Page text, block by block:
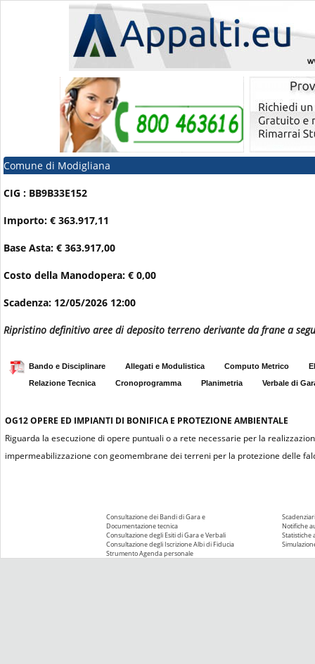
Comune di Modigliana
CIG : BB9B33E152
Importo: € 363.917,11
Base Asta: € 363.917,00
Costo della Manodopera: € 0,00
Scadenza: 12/05/2026 12:00
Ripristino definitivo aree di deposito terreno derivante da frane a
Bando e Disciplinare Allegati e Modulistica Computo Metrico
Relazione Tecnica
Cronoprogramma Planimetria Verbale di
OG12OPERE ED IMPIANTI DI BONIFICA E PROTEZIONE AMBIENTALE
Riguarda la esecuzione di opere puntuali o a rete necessarie per la
impermeabilizzazione con geomembrane dei terreni per la protezione delle
Consultazione dei Bandi di Gara e
Documentazione tecnica
Consultazione degli Esiti di Gara e Verbali
Consultazione degli Iscrizione Albi di Fiducia
Strumento Agenda personale
Notifiche
Statistiche